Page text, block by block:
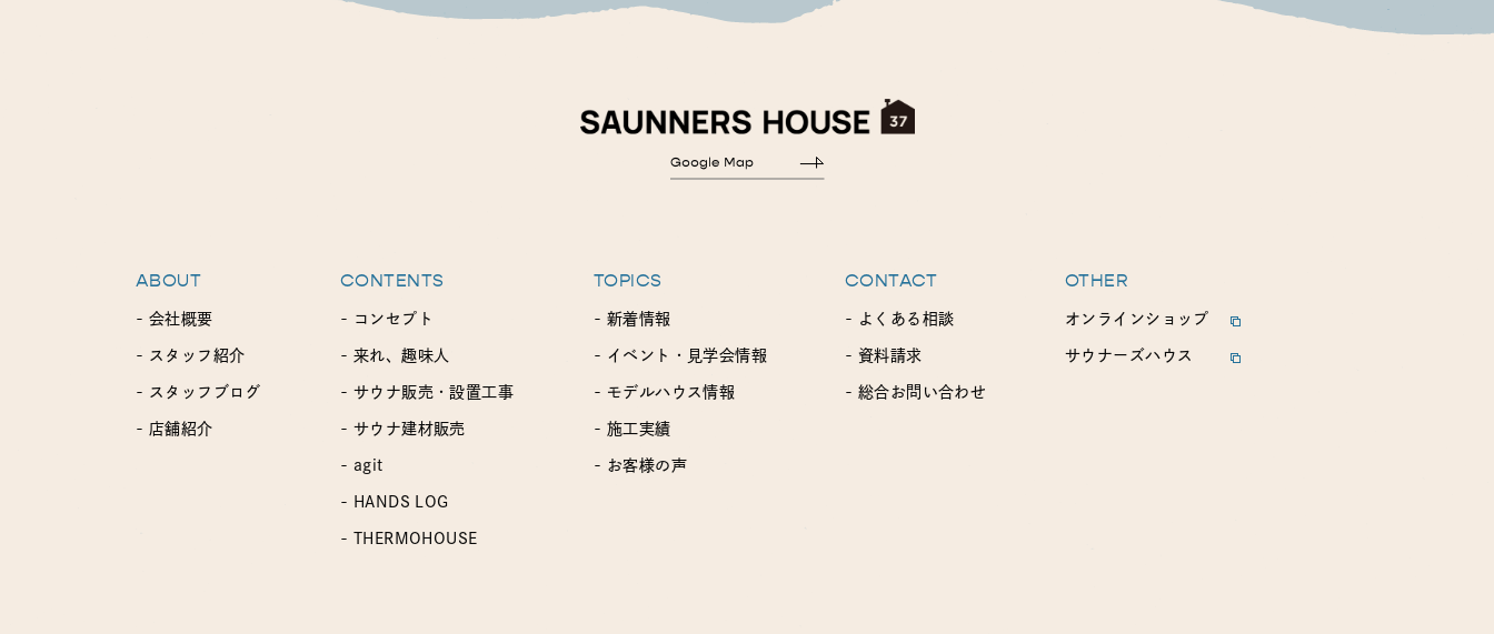
ABOUT
- 会社概要
- スタッフ紹介
- スタッフブログ
- 店舗紹介
CONTENTS
- コンセプト
- 来れ、趣味人
- サウナ販売・設置工事
- サウナ建材販売
- agit
- HANDS LOG
- THERMOHOUSE
TOPICS
- 新着情報
- イベント・見学会情報
- モデルハウス情報
- 施工実績
- お客様の声
CONTACT
- よくある相談
- 資料請求
- 総合お問い合わせ
OTHER
オンラインショップ
サウナーズハウス